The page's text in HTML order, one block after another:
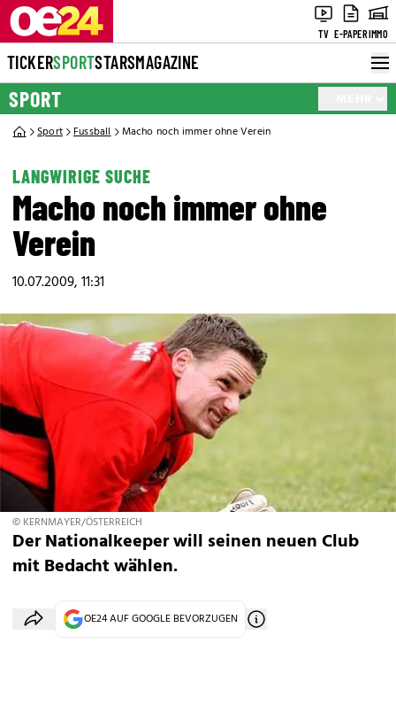
TV E-PAPERIMMO
TICKERSPORTSTARSMAGAZINE
SPORT
Sport Fussball Macho noch immer ohne Verein
LANGWIRIGE SUCHE
Macho noch immer ohne
Verein
10.07.2009, 11:31
© KERNMAYER/ÖSTERREICH
Der Nationalkeeper will seinen neuen Club
mit Bedacht wählen.
OE24 AUF GOOGLE BEVORZUGEN